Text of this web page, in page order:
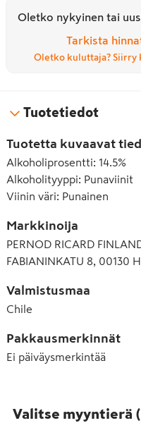
Oletko nykyinen tai
Tarkista
Oletko kuluttaja? Siirry
Tuotetiedot
Tuotetta kuvaavat
Alkoholiprosentti: 14.5%
Alkoholityyppi: Punaviinit
Viinin väri: Punainen
Markkinoija
PERNOD RICARD
FABIANINKATU 8, 00130
Valmistusmaa
Chile
Pakkausmerkinnät
Ei päiväysmerkintää
Valitse myyntierä (